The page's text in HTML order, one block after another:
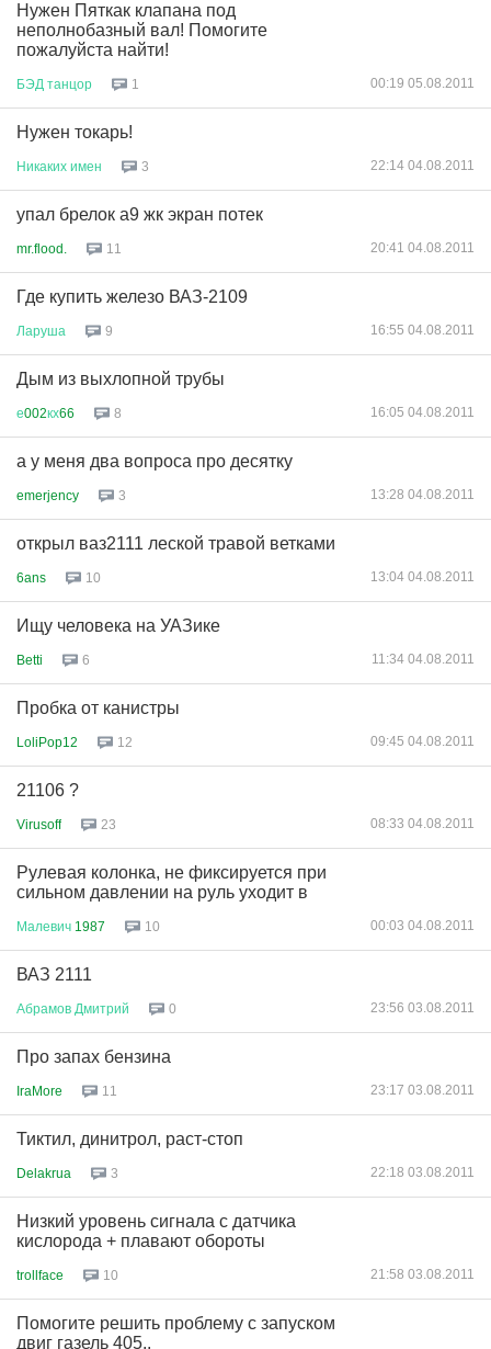
Нужен Пяткак клапана под
неполнобазный вал! Помогите
пожалуйста найти!
БЭД танцор 1 00:19 05.08.2011
Нужен токарь!
Никаких имен 3 22:14 04.08.2011
упал брелок а9 жк экран потек
mr.flood. 11 20:41 04.08.2011
Где купить железо ВАЗ-2109
Ларуша 9 16:55 04.08.2011
Дым из выхлопной трубы
е002кх66 8 16:05 04.08.2011
а у меня два вопроса про десятку
emerjency 3 13:28 04.08.2011
открыл ваз2111 леской травой ветками
6ans 10 13:04 04.08.2011
Ищу человека на УАЗике
Betti 6 11:34 04.08.2011
Пробка от канистры
LoliPop12 12 09:45 04.08.2011
21106 ?
Virusoff 23 08:33 04.08.2011
Рулевая колонка, не фиксируется при
сильном давлении на руль уходит в
Малевич 1987 10 00:03 04.08.2011
ВАЗ 2111
Абрамов Дмитрий 0 23:56 03.08.2011
Про запах бензина
IraMore 11 23:17 03.08.2011
Тиктил, динитрол, раст-стоп
Delakrua 3 22:18 03.08.2011
Низкий уровень сигнала с датчика
кислорода + плавают обороты
trollface 10 21:58 03.08.2011
Помогите решить проблему с запуском
двиг газель 405..